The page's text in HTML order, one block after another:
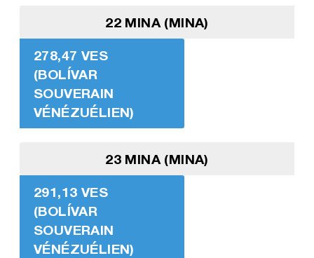
22 MINA (MINA)
278,47 VES
(BOLÍVAR
SOUVERAIN
VÉNÉZUÉLIEN)
23 MINA (MINA)
291,13 VES
(BOLÍVAR
SOUVERAIN
VÉNÉZUÉLIEN)